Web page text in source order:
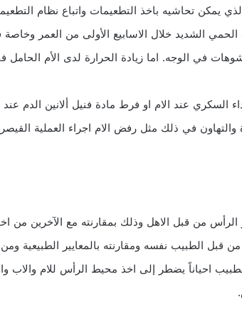
الشديد خلال الاسابيع الأولى من العمر
في الوجه. اما زيادة الحرارة لدى الأم
والتهاون في ذلك مثل رفض الام اجراء العملية
من قبل الاهل وذلك بمقارنته مع الآخرين من
قبل الطبيب نفسه ومقارنته بالمعايير الطبيعية
احياناً يضطر إلى اخذ محيط الرأس للام والاب